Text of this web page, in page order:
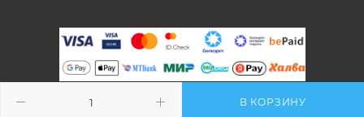
В КОРЗИНУ